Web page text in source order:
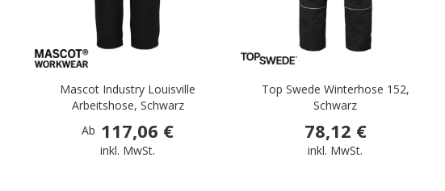
Mascot Industry Louisville
Arbeitshose, Schwarz
Ab 117,06 €
inkl. MwSt.
Top Swede Winterhose 152,
Schwarz
78,12 €
inkl. MwSt.